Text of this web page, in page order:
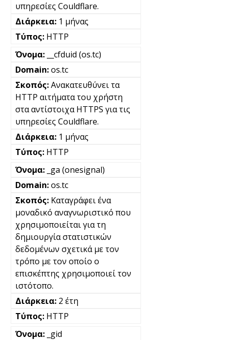
υπηρεσίες Couldflare.
1 μήνας
HTTP
__cfduid (os.tc)
os.tc
Ανακατευθύνει τα
HTTP αιτήματα του χρήστη
στα αντίστοιχα HTTPS για τις
υπηρεσίες Couldflare.
1 μήνας
HTTP
_ga (onesignal)
os.tc
Καταγράφει ένα
μοναδικό αναγνωριστικό που
χρησιμοποιείται για τη
δημιουργία στατιστικών
δεδομένων σχετικά με τον
τρόπο με τον οποίο ο
επισκέπτης χρησιμοποιεί τον
ιστότοπο.
2 έτη
HTTP
_gid